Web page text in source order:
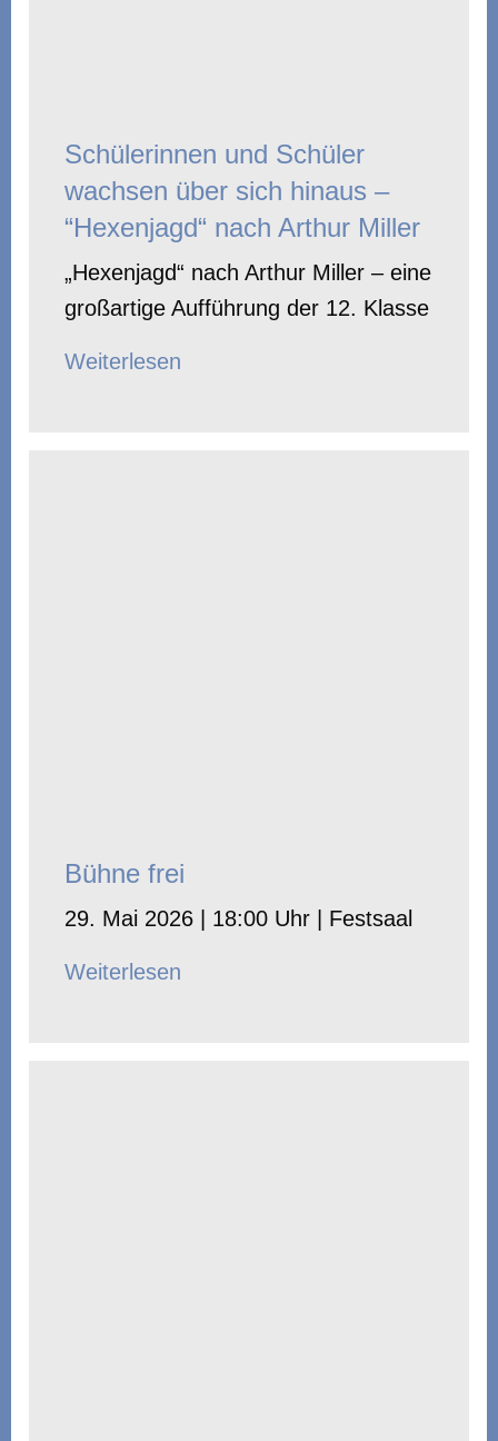
Schülerinnen und Schüler
wachsen über sich hinaus –
“Hexenjagd“ nach Arthur Miller
„Hexenjagd“ nach Arthur Miller – eine
großartige Aufführung der 12. Klasse
Weiterlesen
Bühne frei
29. Mai 2026 | 18:00 Uhr | Festsaal
Weiterlesen